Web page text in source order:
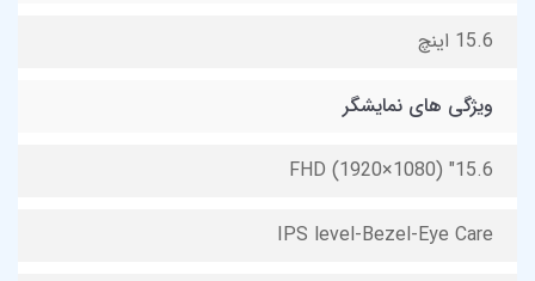
15.6 اینچ
ویژگی های نمایشگر
15.6" FHD (1920×1080)
IPS level-Bezel-Eye Care